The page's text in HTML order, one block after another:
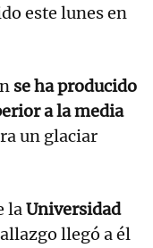
este lunes en
se ha producido
a la media
un glaciar
laUniversidad
llegó a él